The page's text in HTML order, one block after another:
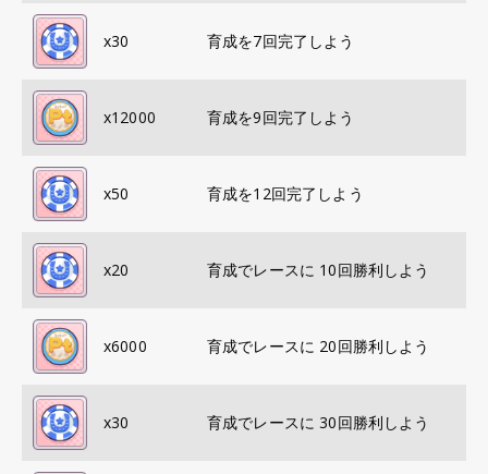
x30 育成を7回完了しよう
x12000 育成を9回完了しよう
x50 育成を12回完了しよう
x20 育成でレースに 10回勝利しよう
x6000 育成でレースに 20回勝利しよう
x30 育成でレースに 30回勝利しよう